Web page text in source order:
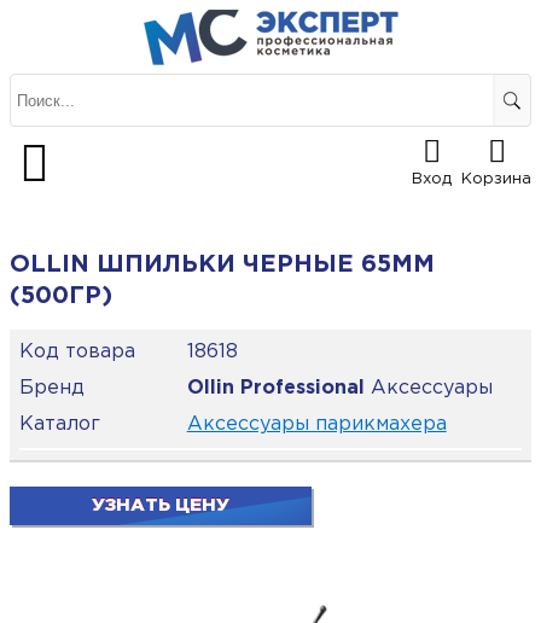
Вход Корзина
OLLIN ШПИЛЬКИ ЧЕРНЫЕ 65ММ
(500ГР)
Код товара
18618
Бренд
Ollin Professional
Аксессуары
Каталог
Аксессуары парикмахера
УЗНАТЬ ЦЕНУ